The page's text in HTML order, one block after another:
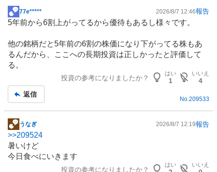
い
5
0
、
買
い
2
5
%
、
様
子
掲
示
記
事
77e***** 2026/8/7 12:46報告
5年前から6割上がってるから優待もあるし様々です。
他の銘柄だと5年前の6割の株価になり下がってる株もあ
るんだから、ここへの長期投資は正しかったと評価して
る。
投資の参考になりましたか？
はい
1
いいえ
4
返信
No.209533
掲
示
板
記
うなぎ 2026/8/7 12:19報告
>>209524
暑いけど
今日食べにいきます
投資の参考になりましたか？
はい いいえ